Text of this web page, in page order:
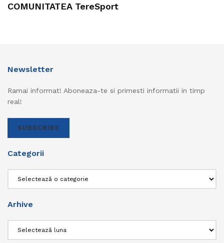
COMUNITATEA TereSport
Newsletter
Ramai informat! Aboneaza-te si primesti informatii in timp
real!
SUBSCRIBE
Categorii
Arhive